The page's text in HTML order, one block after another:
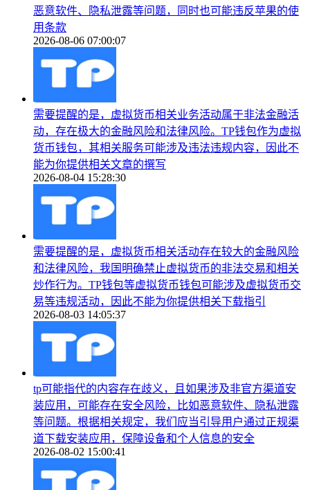
恶意软件、隐私泄露等问题，同时也可能违反苹果的使
用条款
2026-08-06 07:00:07
需要提醒的是，虚拟货币相关业务活动属于非法金融活
动，存在极大的金融风险和法律风险。TP钱包作为虚拟
货币钱包，其相关服务可能涉及违法违规内容，因此不
能为你提供相关文章的撰写
2026-08-04 15:28:30
需要提醒的是，虚拟货币相关活动存在较大的金融风险
和法律风险，我国明确禁止虚拟货币的非法交易和相关
炒作行为。TP钱包等虚拟货币钱包可能涉及虚拟货币交
易等违规活动，因此不能为你提供相关下载指引
2026-08-03 14:05:37
tp可能指代的内容存在歧义，且如果涉及非官方渠道安
装应用，可能存在安全风险，比如恶意软件、隐私泄露
等问题。根据相关规定，我们应当引导用户通过正规渠
道下载安装应用，保障设备和个人信息的安全
2026-08-02 15:00:41